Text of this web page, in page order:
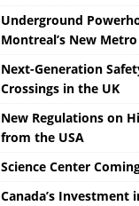
Underground
Montreal’s New
Next-Generation
Crossings in the UK
New Regulations on
from the USA
Science Center
Canada’s Investment